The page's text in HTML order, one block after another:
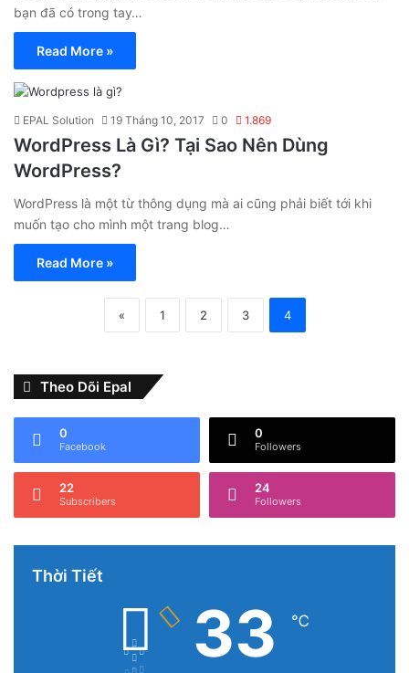
bạn đã có trong tay…
Read More »
EPAL Solution 19 Tháng 10, 2017 0 1.869
WordPress Là Gì? Tại Sao Nên Dùng
WordPress?
WordPress là một từ thông dụng mà ai cũng phải biết tới khi
muốn tạo cho mình một trang blog…
Read More »
« 1 2 3 4
Theo Dõi Epal
0
Facebook
0
Followers
22
Subscribers
24
Followers
Thời Tiết
33 ℃